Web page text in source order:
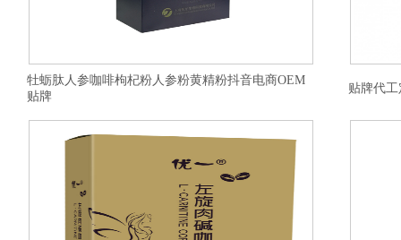
牡蛎肽人参咖啡枸杞粉人参粉黄精粉抖音电商OEM
贴牌
贴牌代